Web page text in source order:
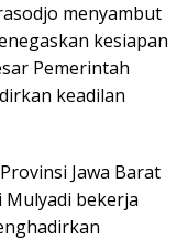
menyambut
kesiapan
Pemerintah
keadilan
Jawa Barat
Mulyadi bekerja